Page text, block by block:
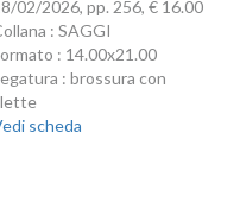
02/2026, pp. 256, € 16.00
: SAGGI
: 14.00x21.00
: brossura con
scheda